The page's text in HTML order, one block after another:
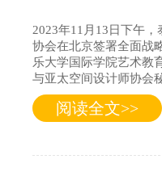
2023年11月13日下午
协会在北京签署全面战
乐大学国际学院艺术教
与亚太空间设计师协会
阅读全文>>